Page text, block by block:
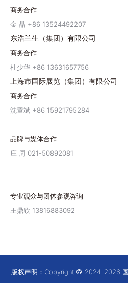
商务合作
金 晶 +86 13524492207
东浩兰生（集团）有限公司
商务合作
杜少华 +86 13631657756
上海市国际展览（集团）有限公司
商务合作
沈童斌 +86 15921795284
品牌与媒体合作
庄 周 021-50892081
专业观众与团体参观咨询
王鼎欣 13816883092
版权声明：Copyright 2024-2026